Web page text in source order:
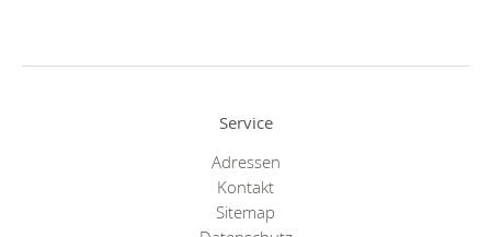
Service
Adressen
Kontakt
Sitemap